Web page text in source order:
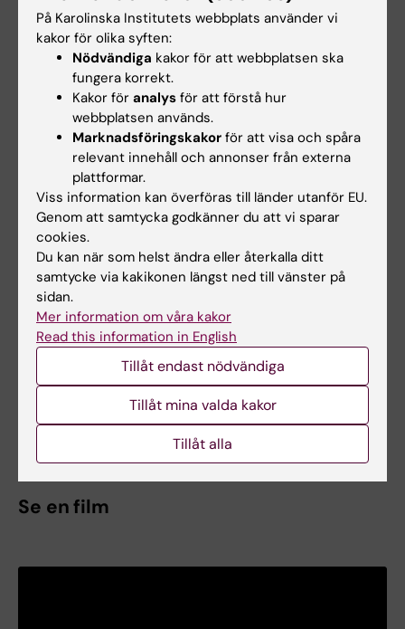
Professor i arbetsterapi vid institutionen för
neurobiologi, vårdvetenskap och samhälle
Susanne Guidetti är född 1962 och uppvuxen i
Rimbo. Hon utbildade sig till arbetsterapeut vid
Hälsohögskolan, Stockholm, med examen 1986.
1987-2012 arbetade hon som arbetsterapeut vid
Karolinska Universitetssjukhuset. I hennes tjänst
ingick en betydande andel kliniska
utvecklingsprojekt och forskning.
Guidetti disputerade vid KI 2008. Sedan 2012 är
hon anställd vid Institutionen för neurobiologi,
vårdvetenskap och samhälle, NVS samt
gruppledare för forskargruppen HELD. Hon är
sedan 2018 programansvarig för
forskarutbildningsprogrammet i vårdvetenskap.
2019 blev hon docent.
Susanne Guidetti har anställts som professor i
arbetsterapi vid Karolinska institutet från 1
februari 2020.
Se en film
På Karolinska Institutets webbplats använder vi
kakor för olika syften:
Nödvändiga kakor för att webbplatsen ska
fungera korrekt.
Kakor för analys för att förstå hur
webbplatsen används.
Marknadsföringskakor för att visa och spåra
relevant innehåll och annonser från externa
plattformar.
Viss information kan överföras till länder utanför EU.
Genom att samtycka godkänner du att vi sparar
cookies.
Du kan när som helst ändra eller återkalla ditt
samtycke via kakikonen längst ned till vänster på
sidan.
Mer information om våra kakor
Read this information in English
Tillåt endast nödvändiga
Tillåt mina valda kakor
Tillåt alla